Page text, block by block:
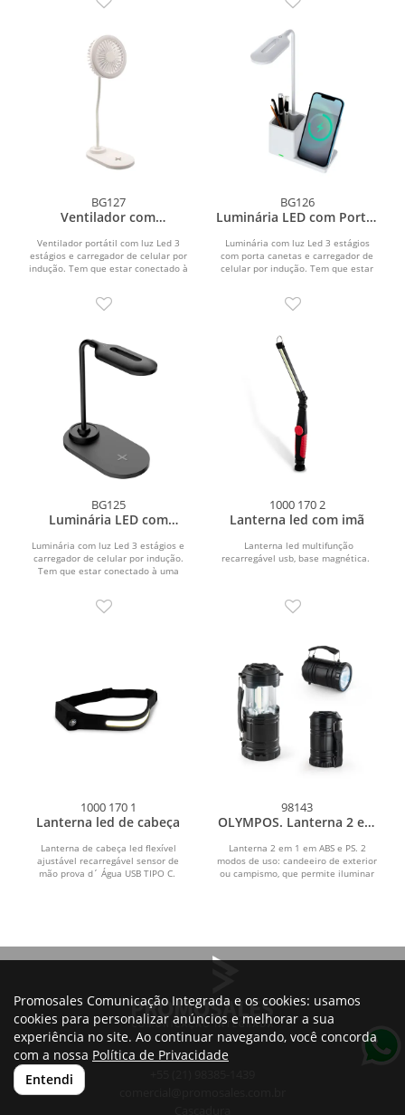
BG127
Ventilador com
Ventilador portátil com luz Led 3
estágios e carregador de celular por
indução. Tem que estar conectado à
BG126
Luminária LED com Porta-
Luminária com luz Led 3 estágios
com porta canetas e carregador de
celular por indução. Tem que estar
BG125
Luminária LED com
Luminária com luz Led 3 estágios e
carregador de celular por indução.
Tem que estar conectado à uma
1000 170 2
Lanterna led com imã
Lanterna led multifunção
recarregável usb, base magnética.
1000 170 1
Lanterna led de cabeça
Lanterna de cabeça led flexível
ajustável recarregável sensor de
mão prova d´ Água USB TIPO C.
98143
OLYMPOS. Lanterna 2 em
modos de utilização
Lanterna 2 em 1 em ABS e PS. 2
modos de uso: candeeiro de exterior
ou campismo, que permite iluminar
Promosales Comunicação Integrada e os cookies: usamos
cookies para personalizar anúncios e melhorar a sua
experiência no site. Ao continuar navegando, você concorda
com a nossa Política de Privacidade
Entendi